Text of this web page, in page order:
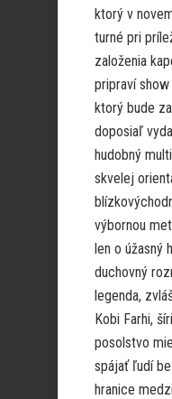
ktorý v
turné pri
založenia
pripraví
ktorý bude
doposiaľ
hudobný
skvelej
výbornou
len o úžasný
duchovný
legenda,
Kobi Farhi,
posolstvo
spájať ľudí
hranice